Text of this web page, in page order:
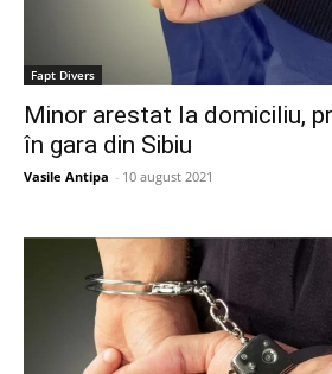
Fapt Divers
Minor arestat la domiciliu,
în gara din Sibiu
Vasile Antipa - 10 august 2021